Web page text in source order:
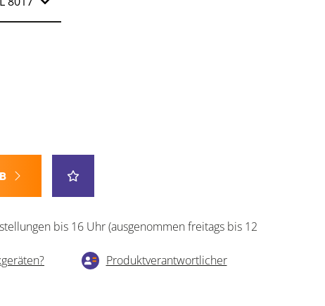
bis 16 Uhr (ausgenommen freitags bis 12
Produktverantwortlicher